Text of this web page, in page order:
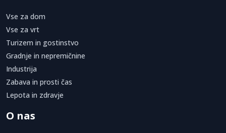
Vse za dom
Vse za vrt
Turizem in gostinstvo
Gradnje in nepremičnine
Industrija
Zabava in prosti čas
Lepota in zdravje
O nas